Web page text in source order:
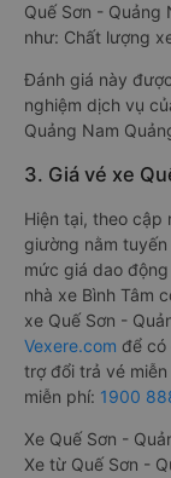
Quế Sơn -
như: Chất lượng
Đánh giá này
nghiệm dịch vụ
Quảng Nam
3. Giá vé xe
Hiện tại, theo cập
giường nằm
mức giá dao
nhà xe Bình Tâm
xe Quế Sơn -
Vexere.com để có
trợ đổi trả vé
miễn phí: 1900
Xe Quế Sơn -
Xe từ Quế Sơn -